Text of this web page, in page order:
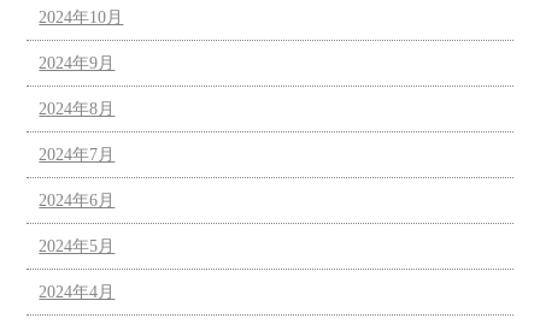
2024年10月
2024年9月
2024年8月
2024年7月
2024年6月
2024年5月
2024年4月